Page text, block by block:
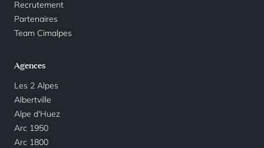
Recrutement
Partenaires
Team Cimalpes
Agences
Les 2 Alpes
Albertville
Alpe d'Huez
Arc 1950
Arc 1800